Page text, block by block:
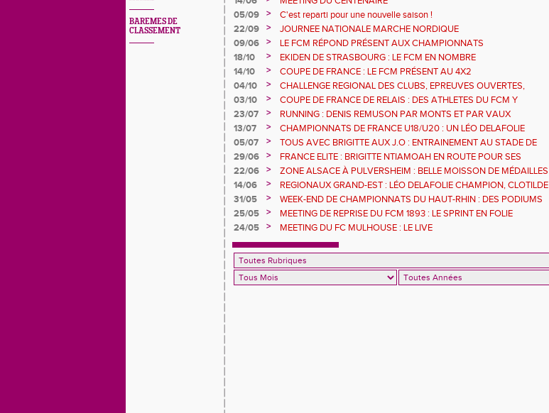
BAREMES DE
CLASSEMENT
05/09
>
C'est reparti pour une nouvelle saison !
22/09
>
JOURNEE NATIONALE MARCHE NORDIQUE
09/06
>
LE FCM RÉPOND PRÉSENT AUX CHAMPIONNATS
DÉPARTEMENTAUX 68
18/10 >
EKIDEN DE STRASBOURG : LE FCM EN NOMBRE
14/10
>
COUPE DE FRANCE : LE FCM PRÉSENT AU 4X2
04/10
>
CHALLENGE REGIONAL DES CLUBS, EPREUVES OUVERTES,
URBAN ATHLE ET GMTU : LES RESULTATS DES ATHLETES DU
FCM
03/10 >
COUPE DE FRANCE DE RELAIS : DES ATHLETES DU FCM Y
SERONT AVEC LE 4X200M DE L'EGMA
23/07 >
RUNNING : DENIS REMUSON PAR MONTS ET PAR VAUX
13/07
>
CHAMPIONNATS DE FRANCE U18/U20 : UN LÉO DELAFOLIE
RECORD
05/07 >
TOUS AVEC BRIGITTE AUX J.O : ENTRAINEMENT AU STADE DE
L'ILL JEUDI 8 JUILLET
29/06 >
FRANCE ELITE : BRIGITTE NTIAMOAH EN ROUTE POUR SES
DEUXIEMES JO
22/06 >
ZONE ALSACE À PULVERSHEIM : BELLE MOISSON DE MÉDAILLES
14/06
>
REGIONAUX GRAND-EST : LÉO DELAFOLIE CHAMPION, CLOTILDE
GOMAS S'ENVOLE
31/05 >
WEEK-END DE CHAMPIONNATS DU HAUT-RHIN : DES PODIUMS
POUR LES ATHLÈTES DU FCM
25/05 >
MEETING DE REPRISE DU FCM 1893 : LE SPRINT EN FOLIE
24/05
> MEETING DU FC MULHOUSE : LE LIVE